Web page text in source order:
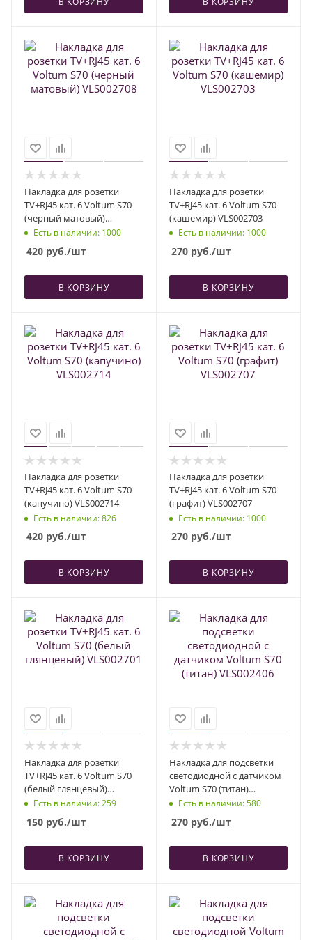
Накладка для розетки
TV+RJ45 кат. 6 Voltum S70
(черный матовый)
VLS002708
Есть в наличии: 1000
420 руб./шт
В КОРЗИНУ
Накладка для розетки
TV+RJ45 кат. 6 Voltum S70
(кашемир) VLS002703
Есть в наличии: 1000
270руб./шт
В КОРЗИНУ
Накладка для розетки
TV+RJ45 кат. 6 Voltum S70
(капучино) VLS002714
Есть в наличии: 826
420 руб./шт
В КОРЗИНУ
Накладка для розетки
TV+RJ45 кат. 6 Voltum S70
(графит) VLS002707
Есть в наличии: 1000
270руб./шт
В КОРЗИНУ
Накладка для розетки
TV+RJ45 кат. 6 Voltum S70
(белый глянцевый)
VLS002701
Есть в наличии: 259
150 руб./шт
В КОРЗИНУ
Накладка для подсветки
светодиодной с датчиком
Voltum S70 (титан)
VLS002406
Есть в наличии: 580
270руб./шт
В КОРЗИНУ